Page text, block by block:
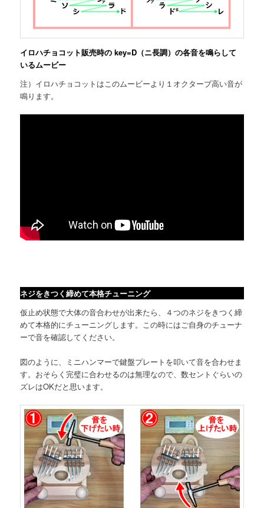
イロハチョコット販売時の key=D（ニ長調）の各音を鳴らして
いるムービー
注）イロハチョコットはこのムービーより１オクターブ高い音が
鳴ります。
ネジをきつく締めて本格チューニング
仮止め状態で大体の音合わせが出来たら、４つのネジをきつく締
めて本格的にチューニングします。この時にはご自身のチューナ
ーで音を確認してください。
図のように、ミニハンマーで鍵盤プレートを叩いて音を合わせま
す。おそらく完璧に合わせるのは無理なので、数セントぐらいの
ズレはOKだと思います。